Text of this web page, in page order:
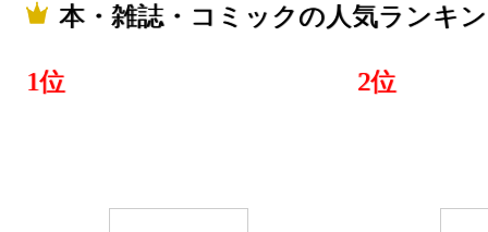
本・雑誌・コミックの人気ランキ
1位 2位